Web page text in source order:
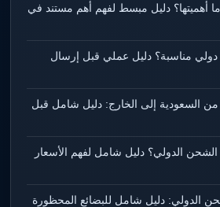
أهميتها؟ دليل مبسط لفهم أهم مستند في
مناسبة؟ دليل عملي قبل إرسال
السعودية إلى الخارج: دليل شامل قبل
الدولي؟ دليل شامل لفهم الأسعار
الدولي: دليل شامل للبضائع المحظورة